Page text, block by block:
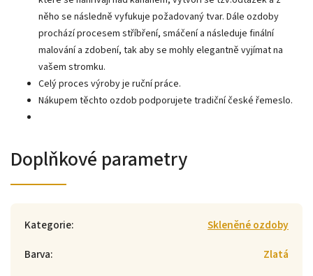
něho se následně vyfukuje požadovaný tvar. Dále ozdoby
prochází procesem stříbření, smáčení a následuje finální
malování a zdobení, tak aby se mohly elegantně vyjímat na
vašem stromku.
Celý proces výroby je ruční práce.
Nákupem těchto ozdob podporujete tradiční české řemeslo.
Doplňkové parametry
Kategorie:
Skleněné ozdoby
Barva:
Zlatá